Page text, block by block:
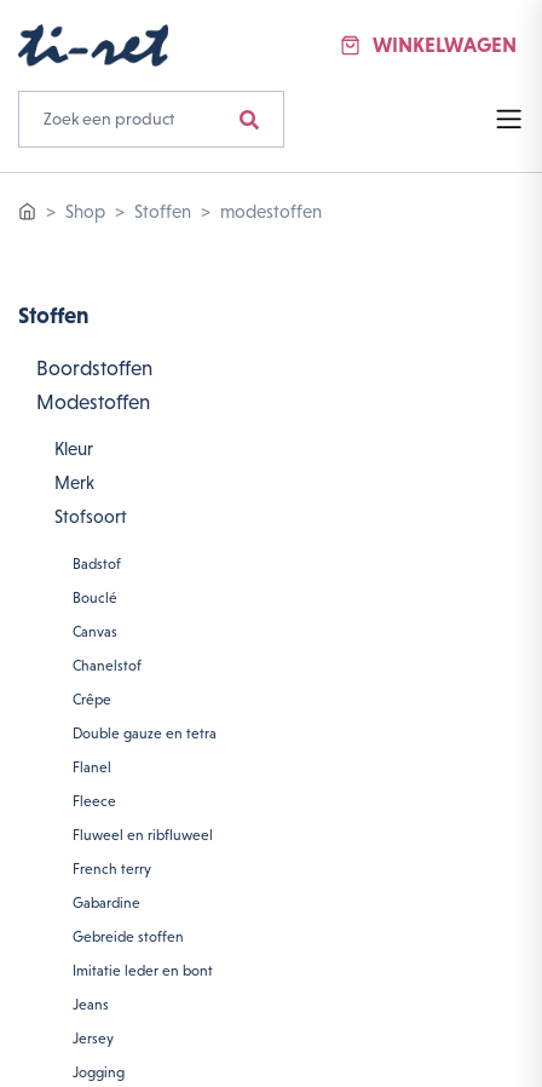
WINKELWAGEN
Shop Stoffen modestoffen
Stoffen
Boordstoffen
Modestoffen
Kleur
Merk
Stofsoort
Badstof
Bouclé
Canvas
Chanelstof
Crêpe
Double gauze en tetra
Flanel
Fleece
Fluweel en ribfluweel
French terry
Gabardine
Gebreide stoffen
Imitatie leder en bont
Jeans
Jersey
Jogging